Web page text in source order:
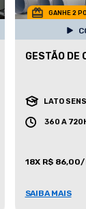
GANHE 2
GESTÃO DE
LATO
360 A
18X R$
SAIBA MAIS